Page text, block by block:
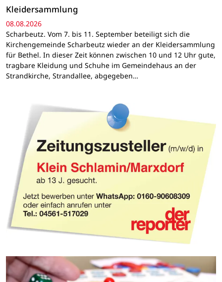
Kleidersammlung
08.08.2026
Scharbeutz. Vom 7. bis 11. September beteiligt sich die
Kirchengemeinde Scharbeutz wieder an der Kleidersammlung
für Bethel. In dieser Zeit können zwischen 10 und 12 Uhr gute,
tragbare Kleidung und Schuhe im Gemeindehaus an der
Strandkirche, Strandallee, abgegeben…